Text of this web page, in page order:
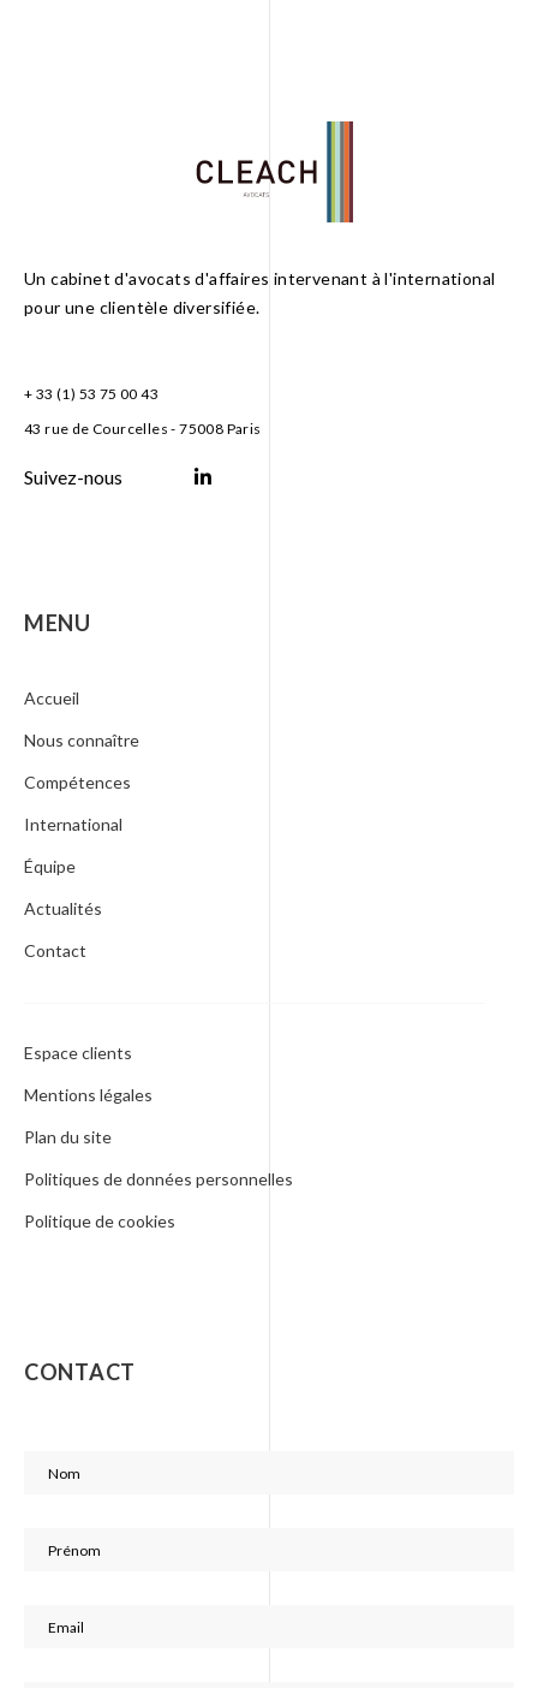
Un cabinet d'avocats d'affaires intervenant à l'international
pour une clientèle diversifiée.
+ 33 (1) 53 75 00 43
43 rue de Courcelles - 75008 Paris
Suivez-nous
MENU
Accueil
Nous connaître
Compétences
International
Équipe
Actualités
Contact
Espace clients
Mentions légales
Plan du site
Politiques de données personnelles
Politique de cookies
CONTACT